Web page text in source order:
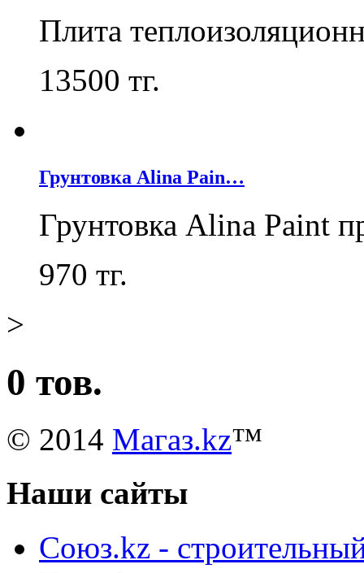
Плита
13500 тг.
Грунтовка Alina Pain…
Грунтовка Alina Paint
970 тг.
>
0 тов.
© 2014 Магаз.kz™
Наши сайты
Союз.kz -